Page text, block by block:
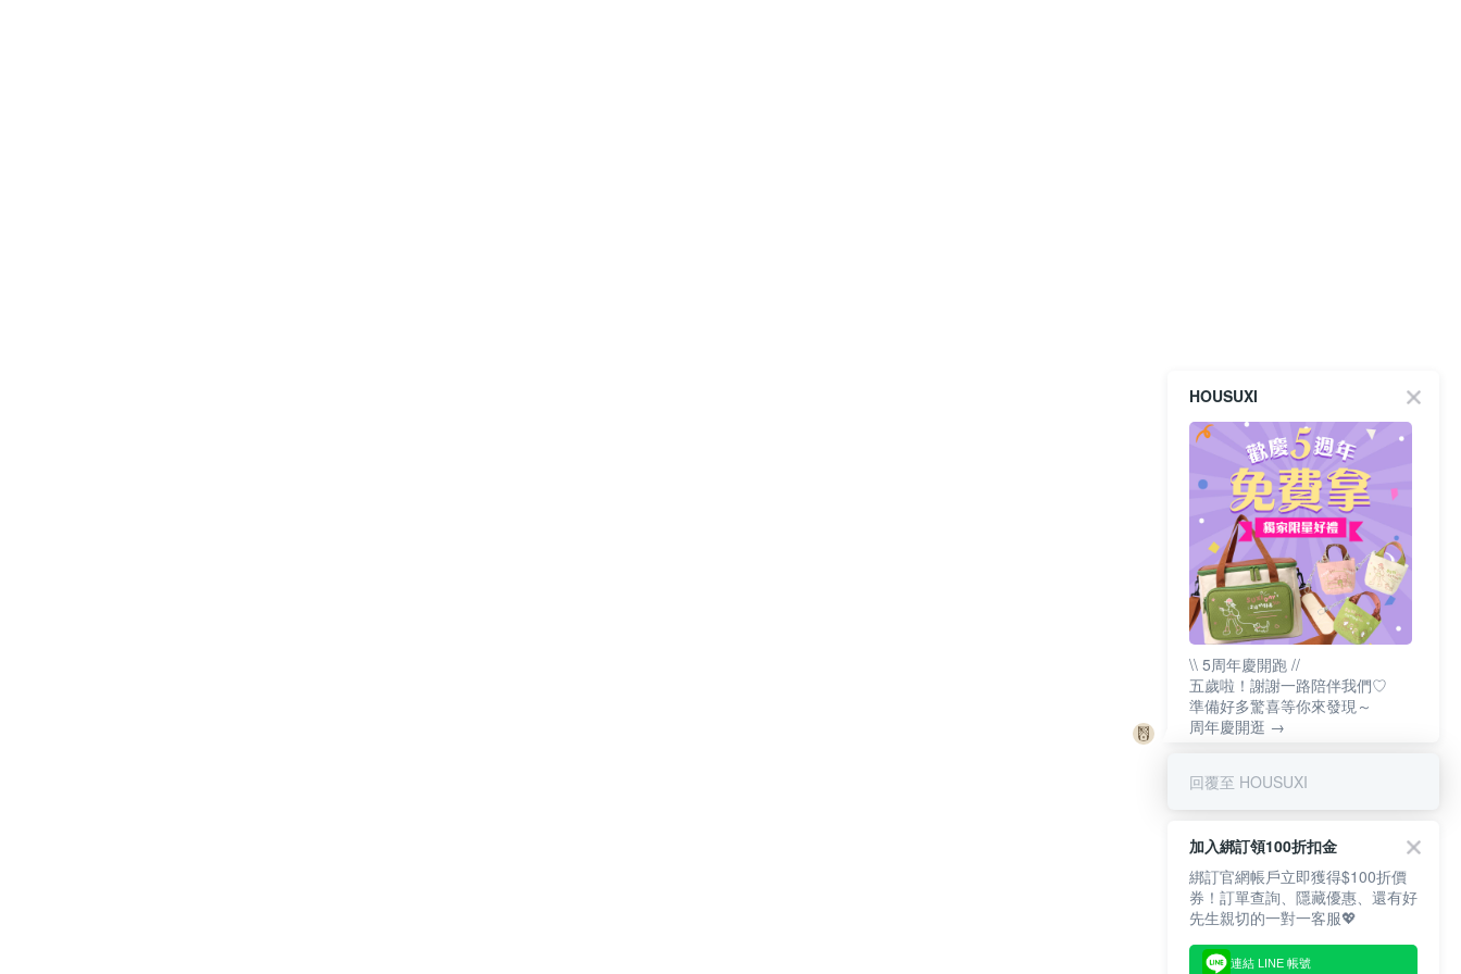
HOUSUXI
\\ 5周年慶開跑 //
五歲啦！謝謝一路陪伴我們♡
準備好多驚喜等你來發現～
周年慶開逛 →
回覆至 HOUSUXI
加入綁訂領100折扣金
綁訂官網帳戶立即獲得$100折價
券！訂單查詢、隱藏優惠、還有好
先生親切的一對一客服💖
連結 LINE 帳號